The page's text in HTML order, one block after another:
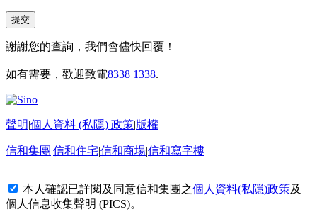
謝謝您的查詢，我們會儘快回覆！
如有需要，歡迎致電8338 1338.
聲明|個人資料 (私隱) 政策|版權
信和集團|信和住宅|信和商場|信和寫字樓
本人確認已詳閱及同意信和集團之個人資料(私隱)政策及
個人信息收集聲明 (PICS)。